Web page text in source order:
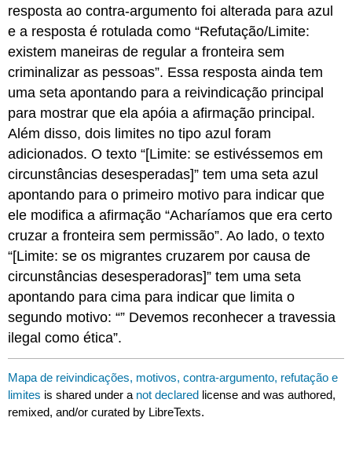
resposta ao contra-argumento foi alterada para azul
e a resposta é rotulada como “Refutação/Limite:
existem maneiras de regular a fronteira sem
criminalizar as pessoas”. Essa resposta ainda tem
uma seta apontando para a reivindicação principal
para mostrar que ela apóia a afirmação principal.
Além disso, dois limites no tipo azul foram
adicionados. O texto “[Limite: se estivéssemos em
circunstâncias desesperadas]” tem uma seta azul
apontando para o primeiro motivo para indicar que
ele modifica a afirmação “Acharíamos que era certo
cruzar a fronteira sem permissão”. Ao lado, o texto
“[Limite: se os migrantes cruzarem por causa de
circunstâncias desesperadoras]” tem uma seta
apontando para cima para indicar que limita o
segundo motivo: “” Devemos reconhecer a travessia
ilegal como ética”.
Mapa de reivindicações, motivos, contra-argumento, refutação e
limites is shared under a not declared license and was authored,
remixed, and/or curated by LibreTexts.